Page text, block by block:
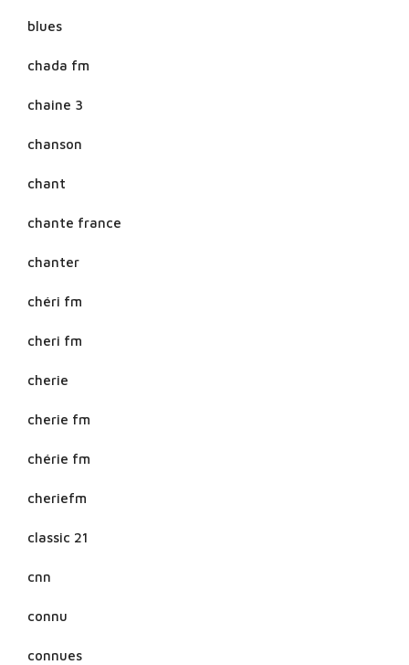
blues
chada fm
chaine 3
chanson
chant
chante france
chanter
chéri fm
cheri fm
cherie
cherie fm
chérie fm
cheriefm
classic 21
cnn
connu
connues